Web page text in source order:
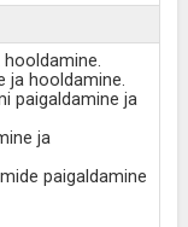
ja hooldamine.
paigaldamine ja
ja
paigaldamine